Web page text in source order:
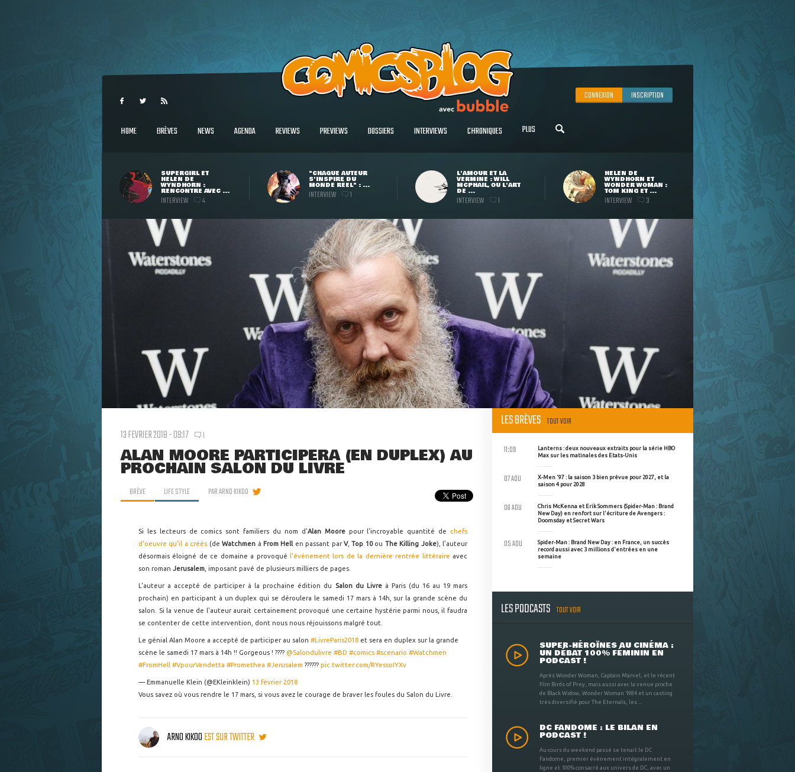
CONNEXION INSCRIPTION
HOME BRÈVES NEWS AGENDA REVIEWS PREVIEWS DOSSIERS INTERVIEWS CHRONIQUES PLUS
SUPERGIRL ET
HELEN DE
WYNDHORN :
RENCONTRE AVEC ...
INTERVIEW 4
"CHAQUE AUTEUR
S'INSPIRE DU
MONDE RÉEL" : ...
INTERVIEW 1
L'AMOUR ET LA
VERMINE : WILL
MCPHAIL, OU L'ART
DE ...
INTERVIEW 1
HELEN DE
WYNDHORN ET
WONDER WOMAN :
TOM KING ET ...
INTERVIEW 3
13 FEVRIER 2018 - 09:17 1
ALAN MOORE PARTICIPERA (EN DUPLEX) AU
PROCHAIN SALON DU LIVRE
BRÈVE LIFE STYLE PARARNO KIKOO
Si les lecteurs de comics sont familiers du nom d'Alan Moore pour l'incroyable quantité de chefs
d'oeuvre qu'il a créés (deWatchmen à From Hell en passant parV,Top 10 ou The Killing Joke), l'auteur
désormais éloigné de ce domaine a provoqué l'évènement lors de la dernière rentrée littéraire avec
son roman Jerusalem , imposant pavé de plusieurs milliers de pages.
L'auteur a accepté de participer à la prochaine édition du Salon du Livre à Paris (du 16 au 19 mars
prochain) en participant à un duplex qui se déroulera le samedi 17 mars à 14h, sur la grande scène du
salon. Si la venue de l'auteur aurait certainement provoqué une certaine hystérie parmi nous, il faudra
se contenter de cette intervention, dont nous nous réjouissons malgré tout.
Le génial Alan Moore a accepté de participer au salon #LivreParis2018 et sera en duplex sur la grande
scène le samedi 17 mars à 14h !! Gorgeous ! ???? @Salondulivre #BD #comics #scenario #Watchmen
#FromHell #VpourVendetta #Promethea #Jerusalem ?????? pic.twitter.com/RYessoIYXv
— Emmanuelle Klein (@EKleinklein) 13 février 2018
Vous savez où vous rendre le 17 mars, si vous avez le courage de braver les foules du Salon du Livre.
ARNO KIKOOEST SUR TWITTER
LES BRÈVES TOUT VOIR
Lanterns : deux nouveaux extraits pour la série HBO
Max sur les matinales des Etats-Unis
11:09
X-Men '97 : la saison 3 bien prévue pour 2027, et la
saison 4 pour 2028
07 AOU
Chris McKenna et Erik Sommers (Spider-Man : Brand
New Day) en renfort sur l'écriture de Avengers :
Doomsday et Secret Wars
06 AOU
Spider-Man : Brand New Day : en France, un succès
record aussi avec 3 millions d'entrées en une
semaine
05 AOU
LES PODCASTS TOUT VOIR
SUPER-HÉROÏNES AU CINÉMA :
UN DÉBAT 100% FÉMININ EN
PODCAST !
Après Wonder Woman, Captain Marvel, et le récent
film Birds of Prey, mais aussi avec la venue proche
de Black Widow, Wonder Woman 1984 et un casting
très diversifié pour The Eternals, les ...
DC FANDOME : LE BILAN EN
PODCAST !
Au cours du weekend passé se tenait le DC
Fandome, premier évènement intégralement en
ligne et 100% consacré aux univers de DC, avec un